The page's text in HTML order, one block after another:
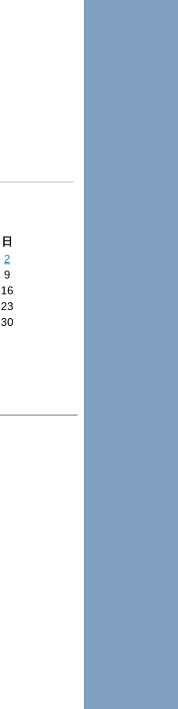
日
2
9
16
23
30